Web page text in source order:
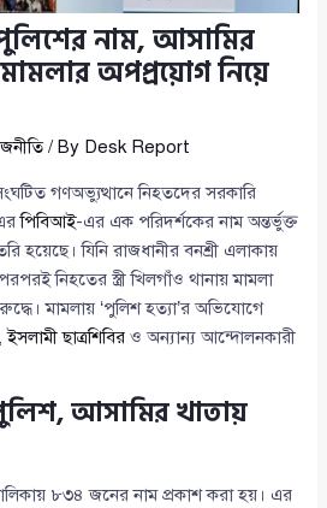
নাম, আসামির
মামলার অপপ্রয়োগ নিয়ে
/ By Desk Report
গণঅভ্যুত্থানে নিহতদের সরকারি
পিবিআই-এর এক পরিদর্শকের নাম অন্তর্ভুক্ত
হয়েছে। যিনি রাজধানীর বনশ্রী এলাকায়
নিহতের স্ত্রী খিলগাঁও থানায় মামলা
মামলায় ‘পুলিশ হত্যা’র অভিযোগে
,ইসলামী ছাত্রশিবির ও অন্যান্য আন্দোলনকারী
আসামির খাতায়
৮৩৪ জনের নাম প্রকাশ করা হয়। এর